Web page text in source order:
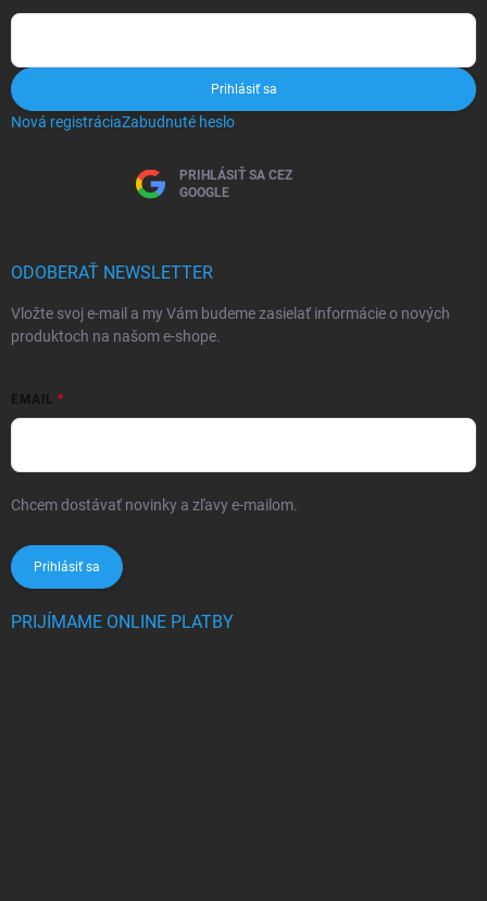
Prihlásiť sa
Nová registráciaZabudnuté heslo
PRIHLÁSIŤ SA CEZ
GOOGLE
ODOBERAŤ NEWSLETTER
Vložte svoj e-mail a my Vám budeme zasielať informácie o nových
produktoch na našom e-shope.
EMAIL
Chcem dostávať novinky a zľavy e-mailom.
Prihlásiť sa
PRIJÍMAME ONLINE PLATBY